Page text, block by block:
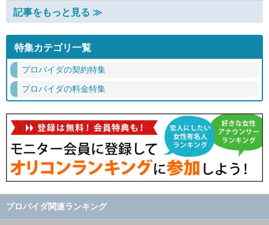
記事をもっと見る ≫
特集カテゴリ一覧
プロバイダの契約特集
プロバイダの料金特集
プロバイダ関連ランキング